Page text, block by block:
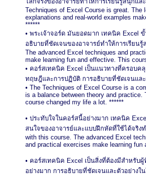
Techniques of Excel Course is great.
explanations and real-world examples
******
• พระเจ้าจอร์ด มันยอดมาก เทคนิค Excel
อธิบายที่ชัดเจนของอาจารย์ทำให้การเรียน
The advanced Excel techniques and
make learning fun and effective. This
• คอร์สเทคนิค Excel เป็นแนวทางที่ครอบค
ทฤษฎีและการปฏิบัติ การอธิบายที่ชัดเจนแล
• The Techniques of Excel Course is a
is a balance between theory and
course changed my life a lot. ******
• ประทับใจในคอร์สนี้อย่างมาก เทคนิค
สนใจของอาจารย์และแบบฝึกหัดที่ใช้ได้จริง
with this course. The advanced Excel
and practical exercises make learning
• คอร์สเทคนิค Excel เป็นสิ่งที่ต้องมีสำหรับ
อย่างมาก การอธิบายที่ชัดเจนและตัวอย่างใ